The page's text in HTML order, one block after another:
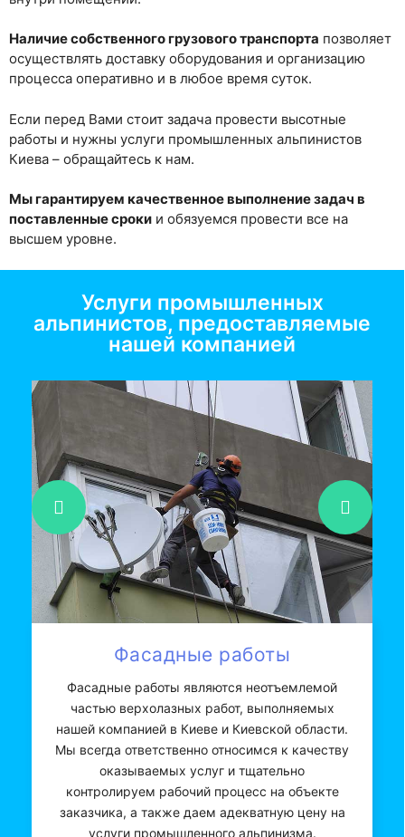
Наличие собственного грузового транспорта позволяет
осуществлять доставку оборудования и организацию
процесса оперативно и в любое время суток.
Если перед Вами стоит задача провести высотные
работы и нужны услуги промышленных альпинистов
Киева – обращайтесь к нам.
Мы гарантируем качественное выполнение задач в
поставленные сроки и обязуемся провести все на
высшем уровне.
Услуги промышленных
альпинистов, предоставляемые
нашей компанией
Фасадные работы
Фасадные работы являются неотъемлемой
частью верхолазных работ, выполняемых
нашей компанией в Киеве и Киевской области.
Мы всегда ответственно относимся к качеству
оказываемых услуг и тщательно
контролируем рабочий процесс на объекте
заказчика, а также даем адекватную цену на
услуги промышленного альпинизма.